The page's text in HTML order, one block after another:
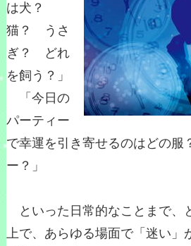
は犬？
猫？ うさ
ぎ？ どれ
を飼う？」
「今日の
パーティー
で幸運を引き寄せるのはどの服
ー？」
といった日常的なことまで、
上で、あらゆる場面で「迷い」